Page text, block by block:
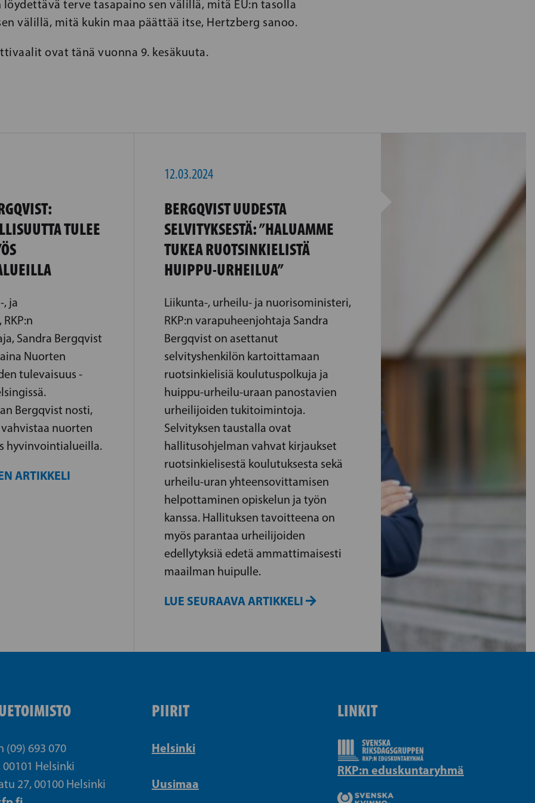
terve tasapaino sen välillä, mitä EU:n tasolla
välillä, mitä kukin maa päättää itse, Hertzberg sanoo.
ovat tänä vuonna 9. kesäkuuta.
TULEE
ja
Sandra Bergqvist
Nuorten
tulevaisuus -
Bergqvist nosti,
nuorten
hyvinvointialueilla.
ARTIKKELI
12.03.2024
BERGQVIST UUDESTA
SELVITYKSESTÄ: ”HALUAMME
TUKEA RUOTSINKIELISTÄ
HUIPPU-URHEILUA”
Liikunta-, urheilu- ja nuorisoministeri,
RKP:n varapuheenjohtaja Sandra
Bergqvist on asettanut
selvityshenkilön kartoittamaan
ruotsinkielisiä koulutuspolkuja ja
huippu-urheilu-uraan panostavien
urheilijoiden tukitoimintoja.
Selvityksen taustalla ovat
hallitusohjelman vahvat kirjaukset
ruotsinkielisestä koulutuksesta sekä
urheilu-uran yhteensovittamisen
helpottaminen opiskelun ja työn
kanssa. Hallituksen tavoitteena on
myös parantaa urheilijoiden
edellytyksiä edetä ammattimaisesti
maailman huipulle.
LUE SEURAAVA ARTIKKELI
(09) 693 070
00101 Helsinki
27, 00100 Helsinki
PIIRIT
Helsinki
Uusimaa
LINKIT
RKP:n eduskuntaryhmä